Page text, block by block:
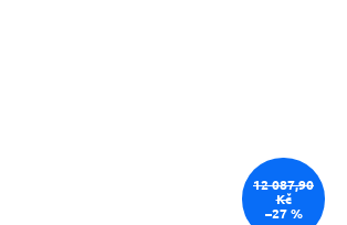
12 087,90
Kč
–27 %